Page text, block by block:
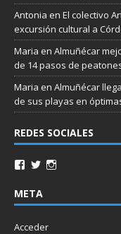
Antonia en El colectivo
excursión cultural a
Maria en Almuñécar
de 14 pasos de
Maria en Almuñécar
de sus playas en
REDES SOCIALES
META
Acceder